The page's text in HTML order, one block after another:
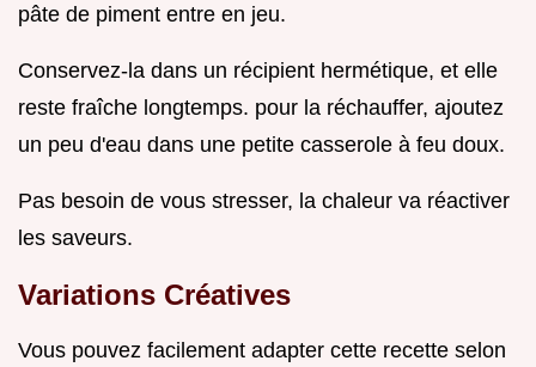
pâte de piment entre en jeu.
Conservez-la dans un récipient hermétique, et elle
reste fraîche longtemps. pour la réchauffer, ajoutez
un peu d'eau dans une petite casserole à feu doux.
Pas besoin de vous stresser, la chaleur va réactiver
les saveurs.
Variations Créatives
Vous pouvez facilement adapter cette recette selon